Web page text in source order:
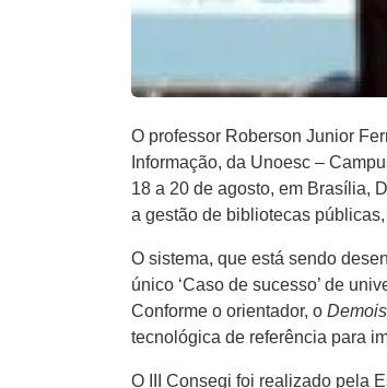
O professor Roberson Junior
Informação, da Unoesc –
18 a 20 de agosto, em Brasília,
a gestão de bibliotecas
O sistema, que está sendo
único ‘Caso de sucesso’ de
Conforme o orientador, o
tecnológica de referência para
O III Consegi foi realizado pela